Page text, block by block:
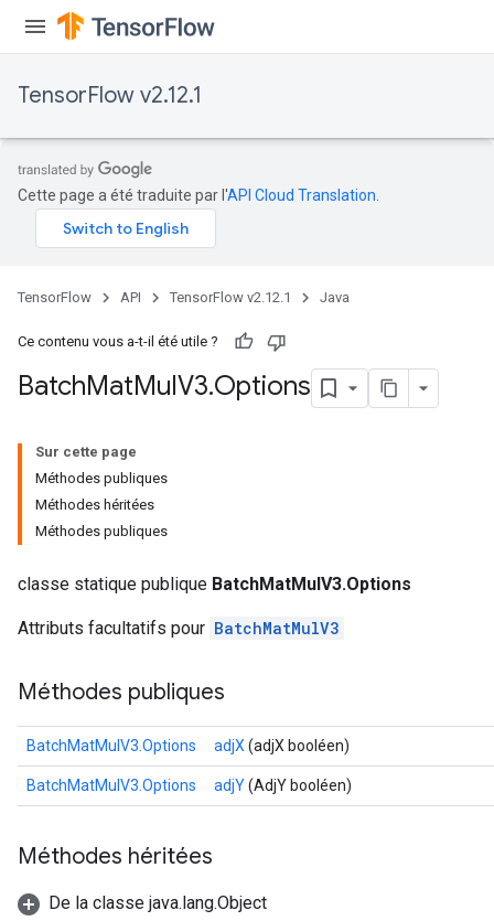
TensorFlow v2.12.1
Cette page a été traduite par l'API Cloud Translation
TensorFlow API TensorFlow v2.12.1 Java
Ce contenu vous a-t-il été utile ?
BatchMatMulV3.Options
Sur cette page
Méthodes publiques
Méthodes héritées
Méthodes publiques
classe statique publique BatchMatMulV3.Options
Attributs facultatifs pour BatchMatMulV3
Méthodes publiques
BatchMatMulV3.Options adjX (adjX booléen)
BatchMatMulV3.Options adjY(AdjY booléen)
Méthodes héritées
De la classe java.lang.Object